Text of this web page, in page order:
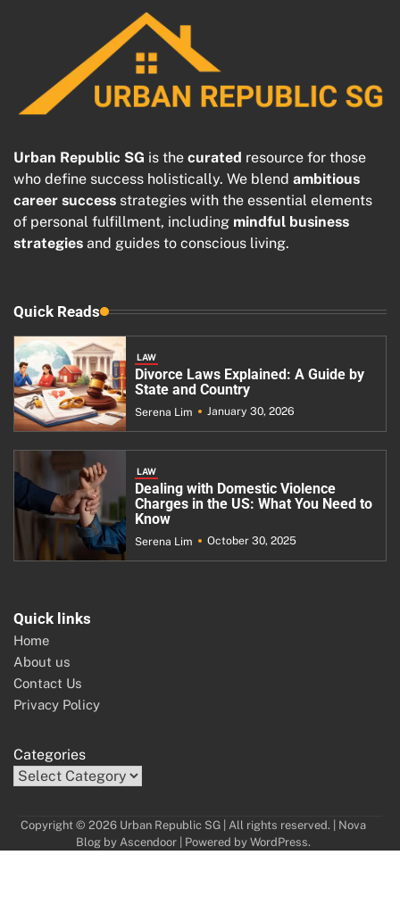
Urban Republic SG is the curated resource for those
who define success holistically. We blend ambitious
career success strategies with the essential elements
of personal fulfillment, including mindful business
strategies and guides to conscious living.
Quick Reads
LAW
Divorce Laws Explained: A Guide by
State and Country
Serena Lim January 30, 2026
LAW
Dealing with Domestic Violence
Charges in the US: What You Need to
Know
Serena Lim October 30, 2025
Quick links
Home
About us
Contact Us
Privacy Policy
Categories
Copyright © 2026 Urban Republic SG | All rights reserved. | Nova
Blog by Ascendoor| Powered by WordPress.